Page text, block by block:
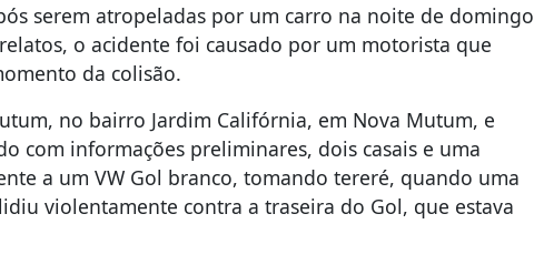
serem atropeladas por um carro na noite de domingo
o acidente foi causado por um motorista que
da colisão.
no bairro Jardim Califórnia, em Nova Mutum, e
com informações preliminares, dois casais e uma
a um VW Gol branco, tomando tereré, quando uma
violentamente contra a traseira do Gol, que estava